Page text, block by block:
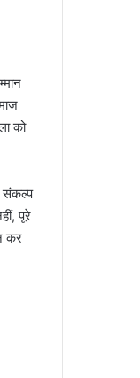
को
संकल्प
पूरे
कर